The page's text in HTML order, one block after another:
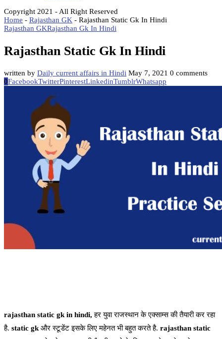
Copyright 2021 - All Right Reserved
Home - Rajasthan GK - Rajasthan Static Gk In Hindi
Rajasthan GKRajasthan Gk In Hindi
Rajasthan Static Gk In Hindi
written by Daily current affairs in Hindi May 7, 2021 0 comments
0FacebookTwitterPinterestLinkedinTumblrWhatsapp
rajasthan static gk in hindi, हर युवा राजस्थान के एक्साम्स की तैयारी कर रहा
है. static gk और स्टूडेंट इसके लिए महेनत भी बहुत करते है. rajasthan static